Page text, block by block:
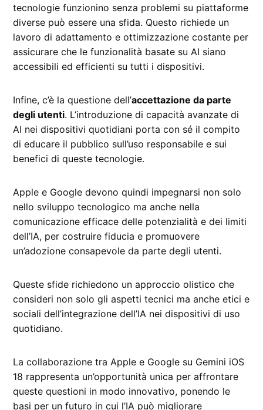
tecnologie funzionino senza problemi su piattaforme
diverse può essere una sfida. Questo richiede un
lavoro di adattamento e ottimizzazione costante per
assicurare che le funzionalità basate su AI siano
accessibili ed efficienti su tutti i dispositivi.
Infine, c’è la questione dell’accettazione da parte
degli utenti. L’introduzione di capacità avanzate di
AI nei dispositivi quotidiani porta con sé il compito
di educare il pubblico sull’uso responsabile e sui
benefici di queste tecnologie.
Apple e Google devono quindi impegnarsi non solo
nello sviluppo tecnologico ma anche nella
comunicazione efficace delle potenzialità e dei limiti
dell’IA, per costruire fiducia e promuovere
un’adozione consapevole da parte degli utenti.
Queste sfide richiedono un approccio olistico che
consideri non solo gli aspetti tecnici ma anche etici e
sociali dell’integrazione dell’IA nei dispositivi di uso
quotidiano.
La collaborazione tra Apple e Google su Gemini iOS
18 rappresenta un’opportunità unica per affrontare
queste questioni in modo innovativo, ponendo le
basi per un futuro in cui l’IA può migliorare